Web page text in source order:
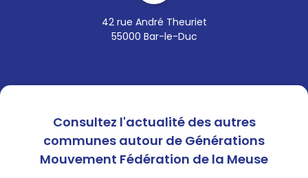
42 rue André Theuriet
55000 Bar-le-Duc
Consultez l'actualité des autres
communes autour de Générations
Mouvement Fédération de la Meuse